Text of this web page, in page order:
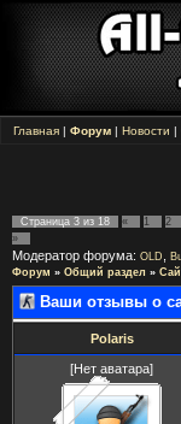
Главная | Форум | Новости |
Страница 3 из 18 « 1 2
»
Модератор форума: OLD
Форум » Общий раздел »
Ваши отзывы о
Polaris
[Нет аватара]